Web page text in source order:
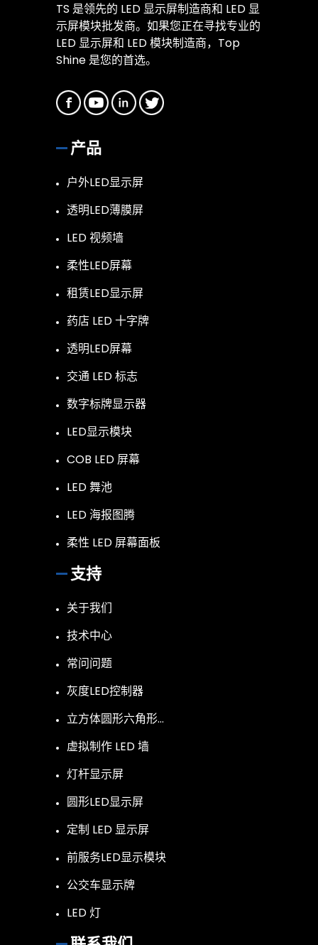
TS 是领先的 LED 显示屏制造商和 LED 显
示屏模块批发商。如果您正在寻找专业的
LED 显示屏和 LED 模块制造商，Top
Shine 是您的首选。
产品
户外LED显示屏
透明LED薄膜屏
LED 视频墙
柔性LED屏幕
租赁LED显示屏
药店 LED 十字牌
透明LED屏幕
交通 LED 标志
数字标牌显示器
LED显示模块
COB LED 屏幕
LED 舞池
LED 海报图腾
柔性 LED 屏幕面板
支持
关于我们
技术中心
常问问题
灰度LED控制器
立方体圆形六角形…
虚拟制作 LED 墙
灯杆显示屏
圆形LED显示屏
定制 LED 显示屏
前服务LED显示模块
公交车显示牌
LED 灯